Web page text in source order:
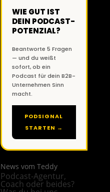
WIE GUT IST
DEIN PODCAST-
POTENZIAL?
Beantworte 5 Fragen
— und du weißt
sofort, ob ein
Podcast für dein B2B-
Unternehmen Sinn
macht.
PODSIGNAL
STARTEN →
News vom Teddy
Podcast-Agentur,
Coach oder beides?